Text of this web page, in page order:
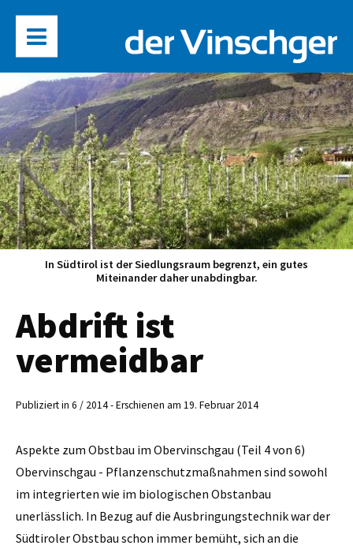
In Südtirol ist der Siedlungsraum begrenzt, ein gutes
Miteinander daher unabdingbar.
Abdrift ist
vermeidbar
Publiziert in 6 / 2014 - Erschienen am 19. Februar 2014
Aspekte zum Obstbau im Obervinschgau (Teil 4 von 6)
Obervinschgau - Pflanzenschutzmaßnahmen sind sowohl
im integrierten wie im biologischen Obstanbau
unerlässlich. In Bezug auf die Ausbringungstechnik war der
Südtiroler Obstbau schon immer bemüht, sich an die